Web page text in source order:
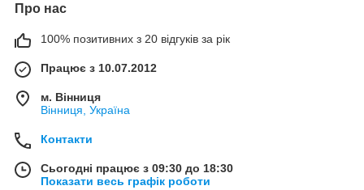
Про нас
100% позитивних з 20 відгуків за рік
Працює з 10.07.2012
м. Вінниця
Вінниця, Україна
Контакти
Сьогодні працює з 09:30 до 18:30
Показати весь графік роботи